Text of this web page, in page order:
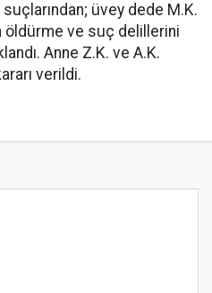
üvey dede M.K.
ve suç delillerini
Anne Z.K. ve A.K.
verildi.